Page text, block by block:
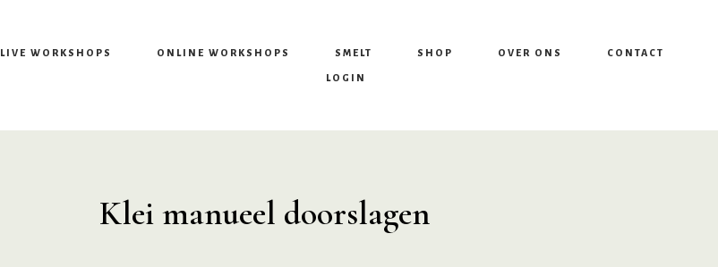
LIVE WORKSHOPS ONLINE WORKSHOPS SMELT SHOP OVER ONS CONTACT
LOGIN
Klei manueel doorslagen